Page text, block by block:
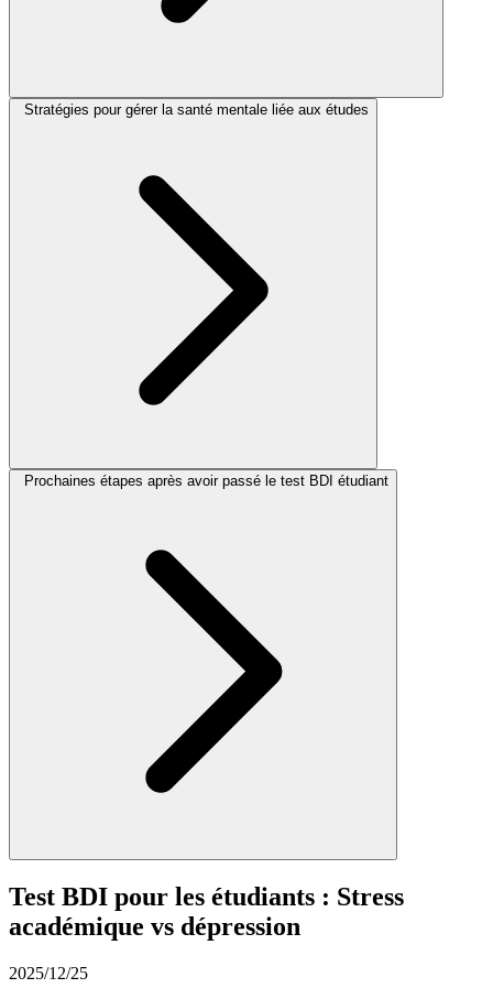
Stratégies pour gérer la santé mentale liée aux études
Prochaines étapes après avoir passé le test BDI étudiant
Test BDI pour les étudiants : Stress
académique vs dépression
2025/12/25